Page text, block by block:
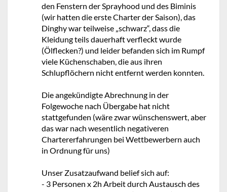
den Fenstern der Sprayhood und des Biminis
(wir hatten die erste Charter der Saison), das
Dinghy war teilweise „schwarz“, dass die
Kleidung teils dauerhaft verfleckt wurde
(Ölflecken?) und leider befanden sich im Rumpf
viele Küchenschaben, die aus ihren
Schlupflöchern nicht entfernt werden konnten.
Die angekündigte Abrechnung in der
Folgewoche nach Übergabe hat nicht
stattgefunden (wäre zwar wünschenswert, aber
das war nach wesentlich negativeren
Chartererfahrungen bei Wettbewerbern auch
in Ordnung für uns)
Unser Zusatzaufwand belief sich auf:
- 3 Personen x 2h Arbeit durch Austausch des